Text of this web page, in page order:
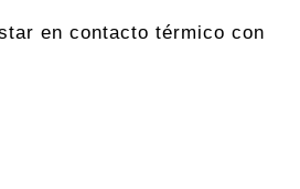
en contacto térmico con